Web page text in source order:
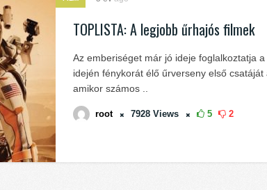
TOPLISTA: A legjobb űrhajós filmek
Az emberiséget már jó ideje foglalkoztatja
idején fénykorát élő űrverseny első csatáját
amikor számos ..
root 7928 Views 5 2